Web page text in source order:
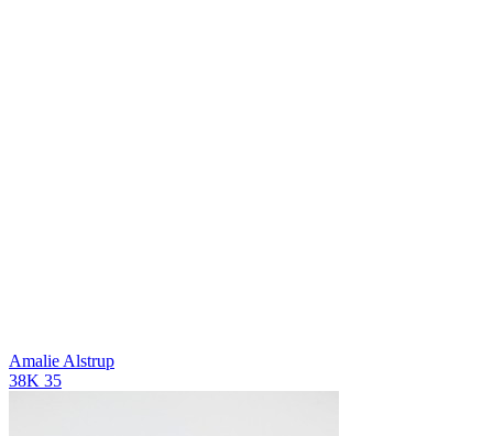
Amalie Alstrup
38K 35